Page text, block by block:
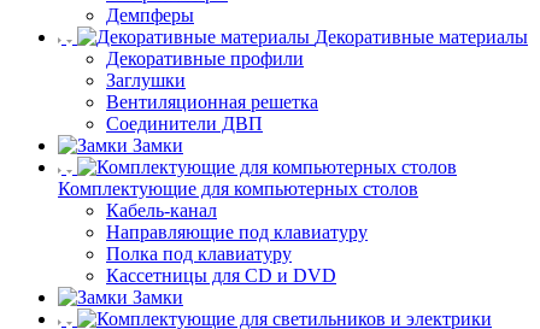
Демпферы
Декоративные материалы
Декоративные профили
Заглушки
Вентиляционная решетка
Соединители ДВП
Замки
Комплектующие для компьютерных столов
Кабель-канал
Направляющие под клавиатуру
Полка под клавиатуру
Кассетницы для CD и DVD
Замки